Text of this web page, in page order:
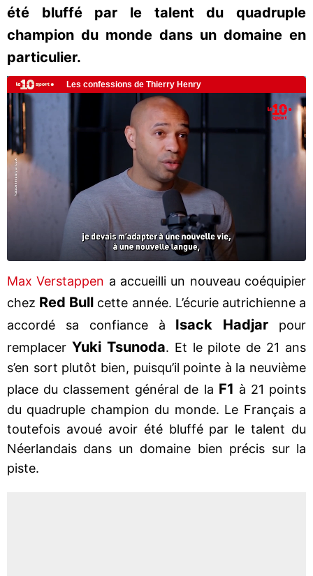
été bluffé par le talent du quadruple
champion du monde dans un domaine en
particulier.
Max Verstappen a accueilli un nouveau coéquipier
chez Red Bull cette année. L’écurie autrichienne a
accordé sa confiance à Isack Hadjar pour
remplacer Yuki Tsunoda. Et le pilote de 21 ans
s’en sort plutôt bien, puisqu’il pointe à la neuvième
place du classement général de la F1 à 21 points
du quadruple champion du monde. Le Français a
toutefois avoué avoir été bluffé par le talent du
Néerlandais dans un domaine bien précis sur la
piste.